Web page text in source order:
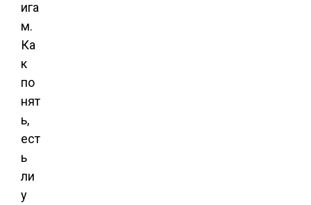
ига
м.
Ка
к
по
нят
ь,
ест
ь
ли
у